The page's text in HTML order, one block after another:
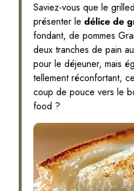
Saviez-vous que le
présenter le délice de
fondant, de pommes
deux tranches de pain
pour le déjeuner, mais
tellement réconfortant,
coup de pouce vers le
food ?